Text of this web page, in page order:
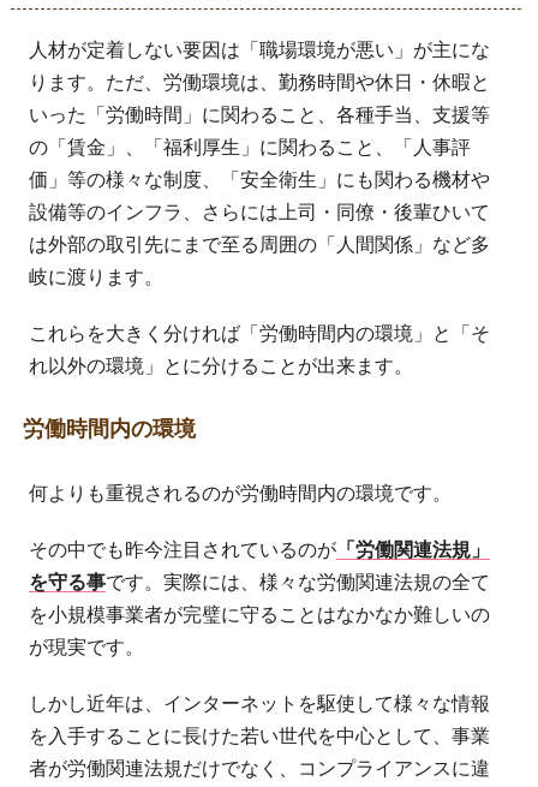
人材が定着しない要因は「職場環境が悪い」が主にな
ります。ただ、労働環境は、勤務時間や休日・休暇と
いった「労働時間」に関わること、各種手当、支援等
の「賃金」、「福利厚生」に関わること、「人事評
価」等の様々な制度、「安全衛生」にも関わる機材や
設備等のインフラ、さらには上司・同僚・後輩ひいて
は外部の取引先にまで至る周囲の「人間関係」など多
岐に渡ります。
これらを大きく分ければ「労働時間内の環境」と「そ
れ以外の環境」とに分けることが出来ます。
労働時間内の環境
何よりも重視されるのが労働時間内の環境です。
その中でも昨今注目されているのが 「労働関連法規」
を守る事です。実際には、様々な労働関連法規の全て
を小規模事業者が完璧に守ることはなかなか難しいの
が現実です。
しかし近年は、インターネットを駆使して様々な情報
を入手することに長けた若い世代を中心として、事業
者が労働関連法規だけでなく、コンプライアンスに違